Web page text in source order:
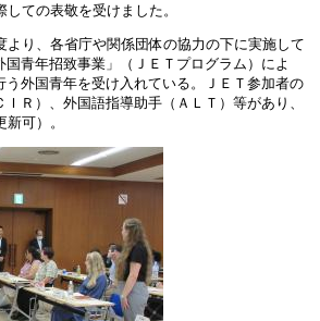
ての表敬を受けました。
り、各省庁や関係団体の協力の下に実施して
青年招致事業」（ＪＥＴプログラム）によ
う外国青年を受け入れている。ＪＥＴ参加者の
Ｒ）、外国語指導助手（ＡＬＴ）等があり、
可）。